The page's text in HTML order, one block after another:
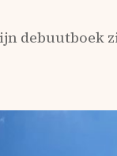
debuutboek